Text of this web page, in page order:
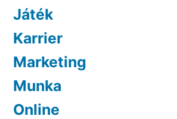
Játék
Karrier
Marketing
Munka
Online